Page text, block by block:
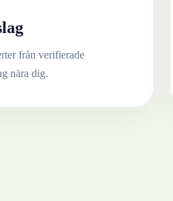
från verifierade
nära dig.